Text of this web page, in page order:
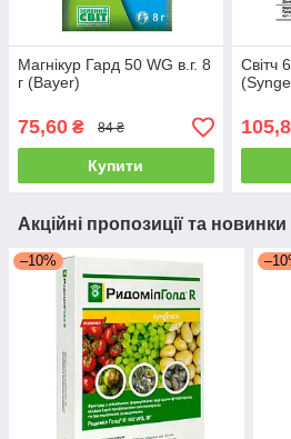
Магнікур Гард 50 WG в.г. 8
г (Bayer)
75,60 ₴ 84 ₴
Купити
Світч
Акційні пропозиції та новинки
–10%